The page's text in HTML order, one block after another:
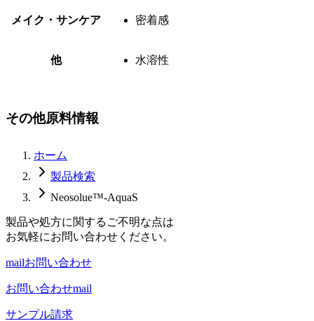
メイク・サンケア 密着感
他 水溶性
その他原料情報
ホーム
製品検索
Neosolue™-AquaS
製品や処方に関するご不明な点は
お気軽にお問い合わせください。
mailお問い合わせ
お問い合わせmail
サンプル請求